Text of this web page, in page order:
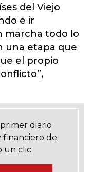
del Viejo
e ir
marcha todo lo
una etapa que
el propio
diario
financiero de
un clic